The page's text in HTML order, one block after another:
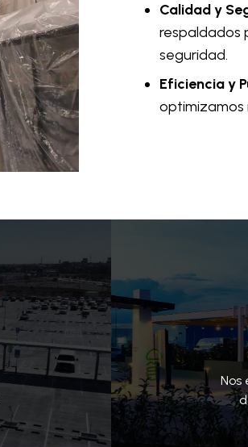
Calidad y
respaldados
seguridad.
Eficiencia y
optimizamos
Nos